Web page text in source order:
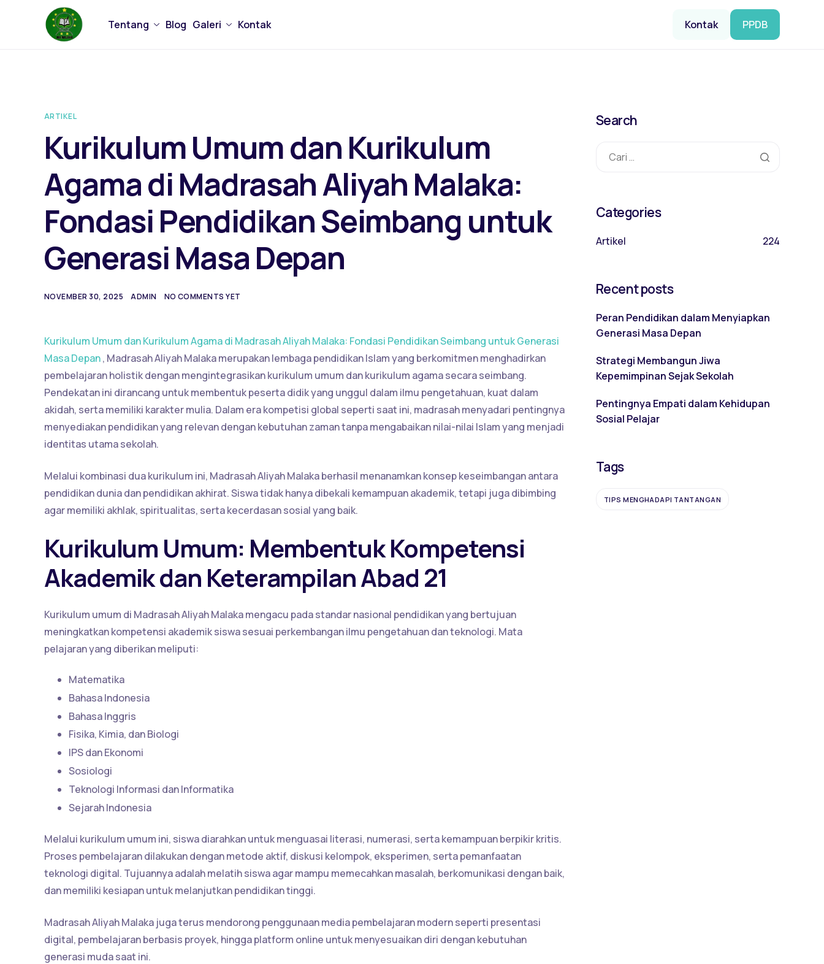
Tentang Blog Galeri Kontak PPDB
Kontak
ARTIKEL
Kurikulum Umum dan Kurikulum
Agama di Madrasah Aliyah Malaka:
Fondasi Pendidikan Seimbang untuk
Generasi Masa Depan
NOVEMBER 30, 2025 ADMIN NO COMMENTS YET
Kurikulum Umum dan Kurikulum Agama di Madrasah Aliyah Malaka: Fondasi Pendidikan Seimbang untuk Generasi
Masa Depan, Madrasah Aliyah Malaka merupakan lembaga pendidikan Islam yang berkomitmen menghadirkan
pembelajaran holistik dengan mengintegrasikan kurikulum umum dan kurikulum agama secara seimbang.
Pendekatan ini dirancang untuk membentuk peserta didik yang unggul dalam ilmu pengetahuan, kuat dalam
akidah, serta memiliki karakter mulia. Dalam era kompetisi global seperti saat ini, madrasah menyadari pentingnya
menyediakan pendidikan yang relevan dengan kebutuhan zaman tanpa mengabaikan nilai-nilai Islam yang menjadi
identitas utama sekolah.
Melalui kombinasi dua kurikulum ini, Madrasah Aliyah Malaka berhasil menanamkan konsep keseimbangan antara
pendidikan dunia dan pendidikan akhirat. Siswa tidak hanya dibekali kemampuan akademik, tetapi juga dibimbing
agar memiliki akhlak, spiritualitas, serta kecerdasan sosial yang baik.
Kurikulum Umum: Membentuk Kompetensi
Akademik dan Keterampilan Abad 21
Kurikulum umum di Madrasah Aliyah Malaka mengacu pada standar nasional pendidikan yang bertujuan
meningkatkan kompetensi akademik siswa sesuai perkembangan ilmu pengetahuan dan teknologi. Mata
pelajaran yang diberikan meliputi:
Matematika
Bahasa Indonesia
Bahasa Inggris
Fisika, Kimia, dan Biologi
IPS dan Ekonomi
Sosiologi
Teknologi Informasi dan Informatika
Sejarah Indonesia
Melalui kurikulum umum ini, siswa diarahkan untuk menguasai literasi, numerasi, serta kemampuan berpikir kritis.
Proses pembelajaran dilakukan dengan metode aktif, diskusi kelompok, eksperimen, serta pemanfaatan
teknologi digital. Tujuannya adalah melatih siswa agar mampu memecahkan masalah, berkomunikasi dengan baik,
dan memiliki kesiapan untuk melanjutkan pendidikan tinggi.
Madrasah Aliyah Malaka juga terus mendorong penggunaan media pembelajaran modern seperti presentasi
digital, pembelajaran berbasis proyek, hingga platform online untuk menyesuaikan diri dengan kebutuhan
generasi muda saat ini.
Search
Categories
Artikel 224
Recent posts
Peran Pendidikan dalam Menyiapkan
Generasi Masa Depan
Strategi Membangun Jiwa
Kepemimpinan Sejak Sekolah
Pentingnya Empati dalam Kehidupan
Sosial Pelajar
Tags
TIPS MENGHADAPI TANTANGAN